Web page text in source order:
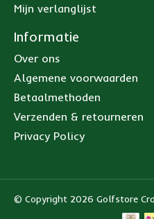
Mijn verlanglijst
Informatie
Over ons
Algemene voorwaarden
Betaalmethoden
Verzenden & retourneren
Privacy Policy
© Copyright 2026 Golfstore